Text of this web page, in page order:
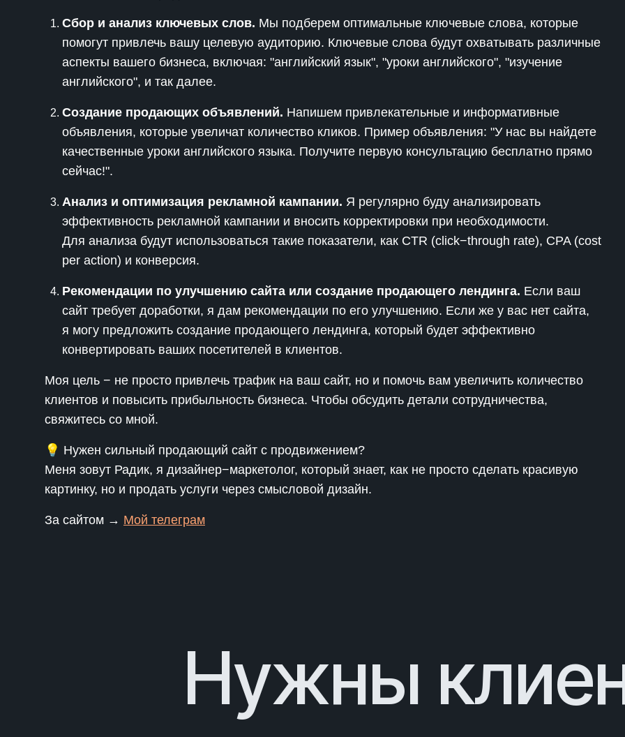
Сбор и анализ ключевых слов. Мы подберем оптимальные ключевые слова, которые
помогут привлечь вашу целевую аудиторию. Ключевые слова будут охватывать различные
аспекты вашего бизнеса, включая: "английский язык", "уроки английского", "изучение
английского", и так далее.
Создание продающих объявлений. Напишем привлекательные и информативные
объявления, которые увеличат количество кликов. Пример объявления: "У нас вы найдете
качественные уроки английского языка. Получите первую консультацию бесплатно прямо
сейчас!".
Анализ и оптимизация рекламной кампании. Я регулярно буду анализировать
эффективность рекламной кампании и вносить корректировки при необходимости.
Для анализа будут использоваться такие показатели, как CTR (click−through rate), CPA (cost
per action) и конверсия.
Рекомендации по улучшению сайта или создание продающего лендинга. Если ваш
сайт требует доработки, я дам рекомендации по его улучшению. Если же у вас нет сайта,
я могу предложить создание продающего лендинга, который будет эффективно
конвертировать ваших посетителей в клиентов.
Моя цель − не просто привлечь трафик на ваш сайт, но и помочь вам увеличить количество
клиентов и повысить прибыльность бизнеса. Чтобы обсудить детали сотрудничества,
свяжитесь со мной.
💡 Нужен сильный продающий сайт с продвижением?
Меня зовут Радик, я дизайнер−маркетолог, который знает, как не просто сделать красивую
картинку, но и продать услуги через смысловой дизайн.
За сайтом → Мой телеграм
Нужны